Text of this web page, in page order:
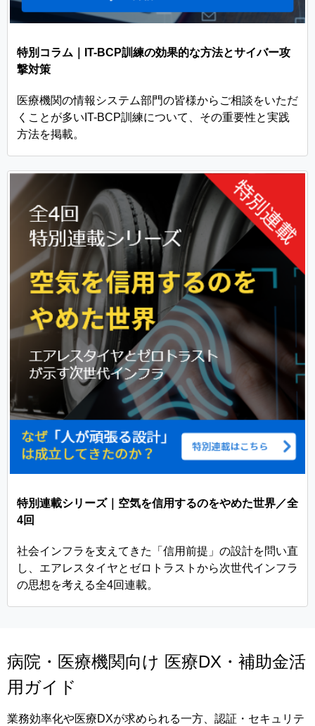
特別コラム｜IT-BCP訓練の効果的な方法とサイバー攻
撃対策
医療機関の情報システム部門の皆様からご相談をいただ
くことが多いIT-BCP訓練について、その重要性と実践
方法を掲載。
特別連載シリーズ｜空気を信用するのをやめた世界／全
4回
社会インフラを支えてきた「信用前提」の設計を問い直
し、エアレスタイヤとゼロトラストから次世代インフラ
の思想を考える全4回連載。
病院・医療機関向け 医療DX・補助金活
用ガイド
業務効率化や医療DXが求められる一方、認証・セキュリテ